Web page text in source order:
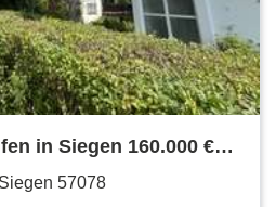
in Siegen 160.000 €
Siegen 57078